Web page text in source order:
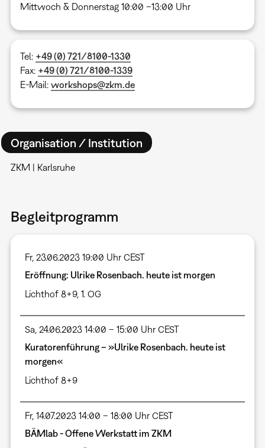
Mittwoch & Donnerstag 10:00 –13:00 Uhr
Tel: +49 (0) 721/8100-1330
Fax: +49 (0) 721/8100-1339
E-Mail: workshops@zkm.de
Organisation / Institution
ZKM | Karlsruhe
Begleitprogramm
Fr, 23.06.2023 19:00 Uhr CEST
Eröffnung: Ulrike Rosenbach. heute ist morgen
Lichthof 8+9, 1. OG
Sa, 24.06.2023 14:00 – 15:00 Uhr CEST
Kuratorenführung – »Ulrike Rosenbach. heute ist
morgen«
Lichthof 8+9
Fr, 14.07.2023 14:00 – 18:00 Uhr CEST
BÄMlab - Offene Werkstatt im ZKM